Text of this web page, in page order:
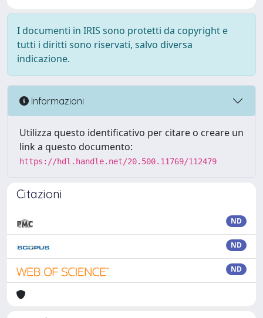
I documenti in IRIS sono protetti da copyright e
tutti i diritti sono riservati, salvo diversa
indicazione.
Informazioni
Utilizza questo identificativo per citare o creare un
link a questo documento:
https://hdl.handle.net/20.500.11769/112479
Citazioni
ND
ND
ND